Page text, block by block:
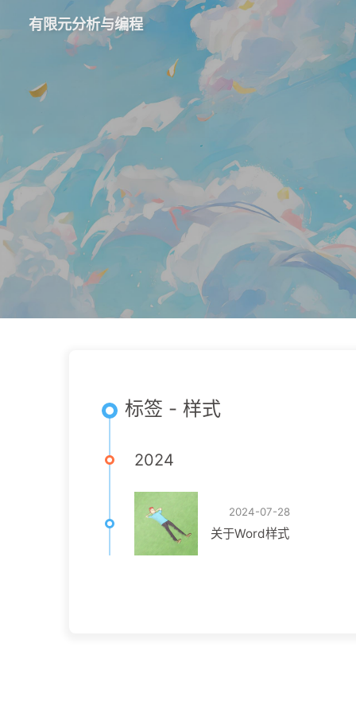
有限元分析与编程
标签 - 样式
2024
2024-07-28
关于Word样式